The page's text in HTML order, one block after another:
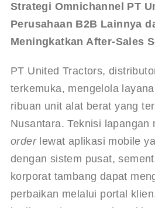
Strategi Omnichannel PT
Perusahaan B2B Lainnya
Meningkatkan After-Sales
PT United Tractors,
terkemuka, mengelola
ribuan unit alat berat yang
Nusantara. Teknisi lapangan
order lewat aplikasi mobile
dengan sistem pusat,
korporat tambang dapat
perbaikan melalui portal